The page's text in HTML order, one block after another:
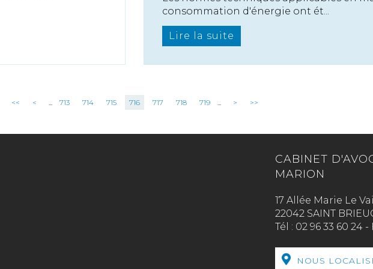
consommation d'énergie ont ét...
Lire la suite
<< < 713 714 715 716 717 718 719 > >>
CABINET
MARION
17 Allée Marie Le
22042 SAINT
Tél : 02 96 33 60 24 -
NOUS